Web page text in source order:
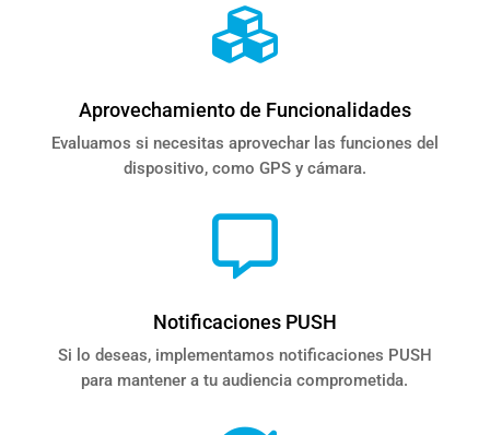

Aprovechamiento de Funcionalidades
Evaluamos si necesitas aprovechar las funciones del
dispositivo, como GPS y cámara.

Notificaciones PUSH
Si lo deseas, implementamos notificaciones PUSH
para mantener a tu audiencia comprometida.